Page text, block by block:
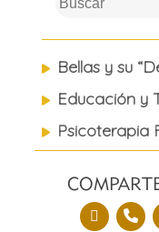
Bellas y su
Educación y
Psicoterapia